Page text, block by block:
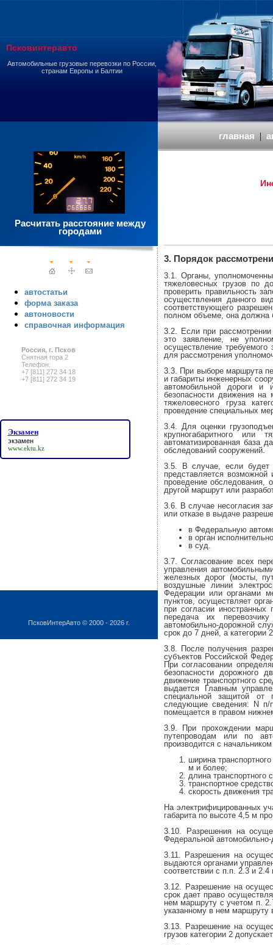
Псковинтеравто
Автомобильные грузовые перевозки по России,
странам Европы и Балтии
Расчитать расстояние между
городами
автостатьи
форма заказа
автоновости
справочная информация
Россия, г. Псков
Снятная гора 2
Телефон:
+7 [811] 272 34 18
+7 [811] 272 34 19
Экзамен
экзамен
www.ektu.kz
ПсковИнтерАвто © 2000 - 2026 г.
главная |
3. Порядок
3.1. Органы,
тяжеловесных грузов по
проверить правильность
осуществления данного
соответствующего
полном объеме, она должна
3.2. Если при
это заявление, не
осуществление
для рассмотрения
3.3. При выборе маршрута
и габариты инженерных
автомобильной дороги и
безопасности движения на
тяжеловесного груза
проведение специальных
3.4. Для оценки
крупногабаритного или
автоматизированная база
обследований сооружений.
3.5. В случае, если будет
представляется возможной
проведение обследования,
другой маршрут или
3.6. В случае несогласия
или отказе в выдаче
в Федеральную
в орган
в суд.
3.7. Согласование всех
управления
железных дорог (мосты,
воздушные линии
Федерации или органами
пунктов, осуществляет
при согласии иностранных
передача их
автомобильно-дорожной
срок до 7 дней, а категории
3.8. После получения
субъектов Российской
При согласовании
безопасности дорожного
движение транспортного
выдается Главным
специальной защитой от
следующие сведения: N п/
помещается в правом
3.9. При прохождении
путепроводам или по
производится с
ширина
м и более;
длина транспортного
транспортное
скорость движения
На электрифицированных
габарита по высоте 4,5 м
3.10. Разрешения на
Федеральной
3.11. Разрешения на
выдаются органами
соответствии с п.п. 2.3 и
3.12. Разрешение на
срок дает право
нем маршруту с учетом п.
указанному в нем маршруту
3.13. Разрешение на
грузов категории 2